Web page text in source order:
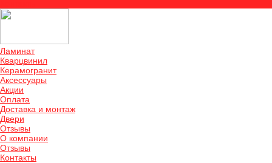
Ламинат
Кварцвинил
Керамогранит
Аксессуары
Акции
Оплата
Доставка и монтаж
Двери
Отзывы
О компании
Отзывы
Контакты